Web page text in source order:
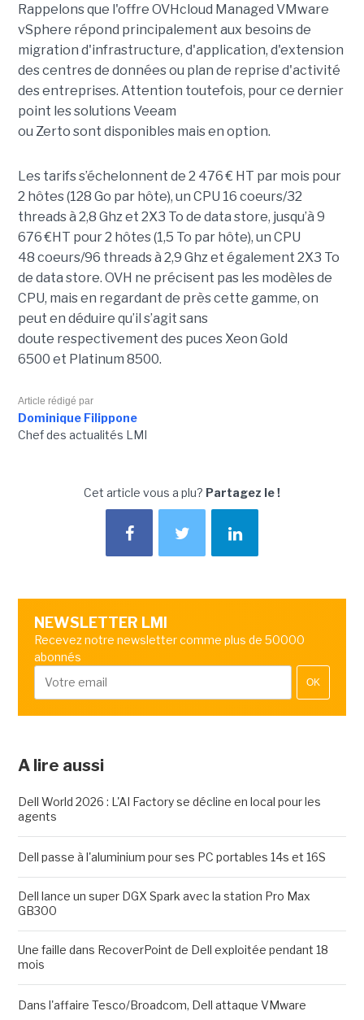
Rappelons que l'offre OVHcloud Managed VMware
vSphere répond principalement aux besoins de
migration d'infrastructure, d'application, d'extension
des centres de données ou plan de reprise d'activité
des entreprises. Attention toutefois, pour ce dernier
point les solutions Veeam
ou Zerto sont disponibles mais en option.
Les tarifs s’échelonnent de 2 476 € HT par mois pour
2 hôtes (128 Go par hôte), un CPU 16 coeurs/32
threads à 2,8 Ghz et 2X3 To de data store, jusqu’à 9
676 €HT pour 2 hôtes (1,5 To par hôte), un CPU
48 coeurs/96 threads à 2,9 Ghz et également 2X3 To
de data store. OVH ne précisent pas les modèles de
CPU, mais en regardant de près cette gamme, on
peut en déduire qu’il s’agit sans
doute respectivement des puces Xeon Gold
6500 et Platinum 8500.
Article rédigé par
Dominique Filippone
Chef des actualités LMI
Cet article vous a plu? Partagez le !
NEWSLETTER LMI
Recevez notre newsletter comme plus de 50000
abonnés
OK
A lire aussi
Dell World 2026 : L'AI Factory se décline en local pour les
agents
Dell passe à l'aluminium pour ses PC portables 14s et 16S
Dell lance un super DGX Spark avec la station Pro Max
GB300
Une faille dans RecoverPoint de Dell exploitée pendant 18
mois
Dans l'affaire Tesco/Broadcom, Dell attaque VMware